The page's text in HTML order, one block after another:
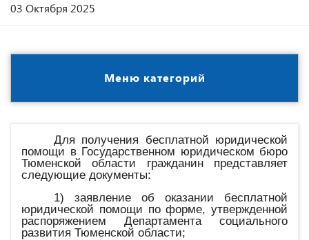
03 Октября 2025
Меню категорий
Для получения бесплатной юридической
помощи в Государственном юридическом бюро
Тюменской области гражданин представляет
следующие документы:
1) заявление об оказании бесплатной
юридической помощи по форме, утвержденной
распоряжением Департамента социального
развития Тюменской области;